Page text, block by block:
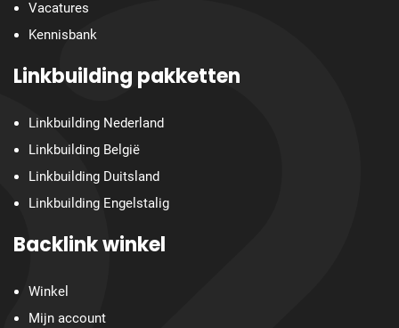
Vacatures
Kennisbank
Linkbuilding pakketten
Linkbuilding Nederland
Linkbuilding België
Linkbuilding Duitsland
Linkbuilding Engelstalig
Backlink winkel
Winkel
Mijn account